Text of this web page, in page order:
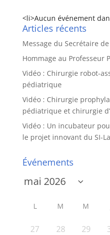
<li>Aucun événement
Articles récents
Message du Secrétaire de
Hommage au Professeur
Vidéo : Chirurgie robot-
pédiatrique
Vidéo : Chirurgie
pédiatrique et chirurgie
Vidéo : Un incubateur
le projet innovant du SI-
Événements
L M M
27 28 29